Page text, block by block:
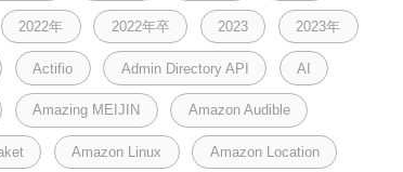
2022年 2022年卒 2023 2023年
Actifio Admin Directory API AI
Amazing MEIJIN Amazon Audible
Amazon Linux Amazon Location